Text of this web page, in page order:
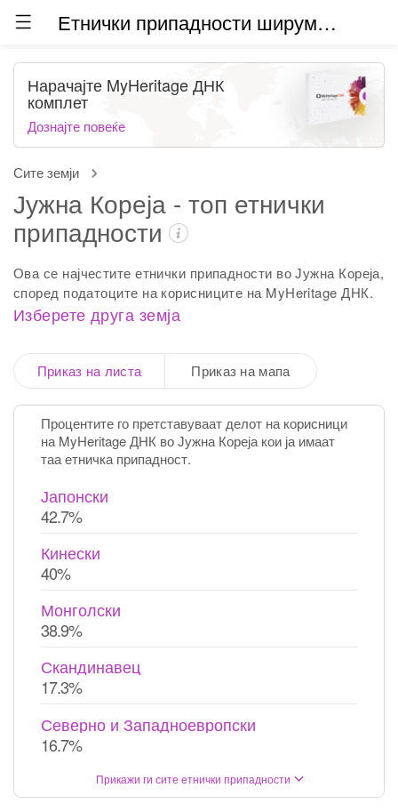
Етнички припадности ширум светот (бета)
Сите земји
Јужна Кореја - топ етнички
припадности
Ова се најчестите етнички припадности во Јужна Кореја,
според податоците на корисниците на MyHeritage ДНК.
Изберете друга земја
Нарачајте MyHeritage ДНК
комплет
Дознајте повеќе
Приказ на листа Приказ на мапа
Процентите го претставуваат делот на корисници
на MyHeritage ДНК во Јужна Кореја кои ја имаат
таа етничка припадност.
Јапонски
42.7%
Кинески
40%
Монголски
38.9%
Скандинавец
17.3%
Северно и Западноевропски
16.7%
Прикажи ги сите етнички припадности